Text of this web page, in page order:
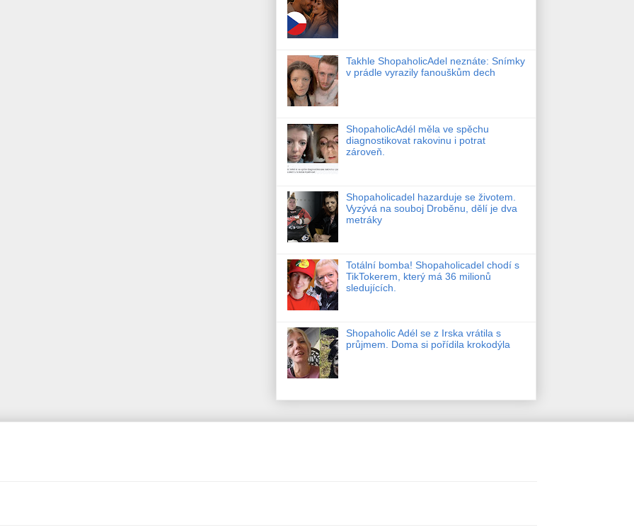
Takhle ShopaholicAdel neznáte: Snímky
v prádle vyrazily fanouškům dech
ShopaholicAdél měla ve spěchu
diagnostikovat rakovinu i potrat
zároveň.
Shopaholicadel hazarduje se životem.
Vyzývá na souboj Droběnu, dělí je dva
metráky
Totální bomba! Shopaholicadel chodí s
TikTokerem, který má 36 milionů
sledujících.
Shopaholic Adél se z Irska vrátila s
průjmem. Doma si pořídila krokodýla